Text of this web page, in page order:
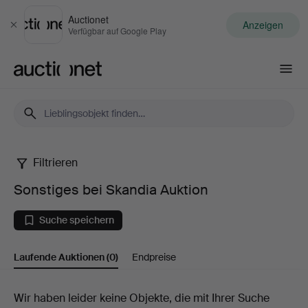
Schließen
Auctionet
Verfügbar auf Google Play Anzeigen
Sonstiges
bei
Skandia
Auktion
Filtrieren
Sonstiges bei Skandia Auktion
Suche speichern
Laufende Auktionen(0) Endpreise
Laufende
Wir haben leider keine Objekte, die mit Ihrer Suche